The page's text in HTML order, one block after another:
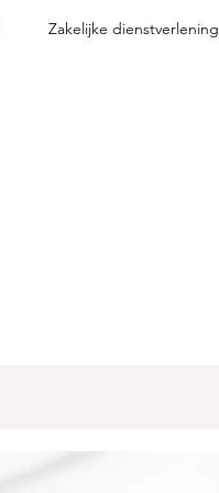
Zakelijke dienstverlening